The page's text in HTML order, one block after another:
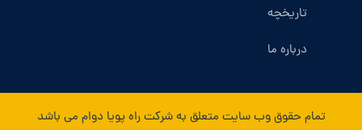
تاریخچه
درباره ما
تمام حقوق وب سایت متعلق به شرکت راه پویا دوام می باشد